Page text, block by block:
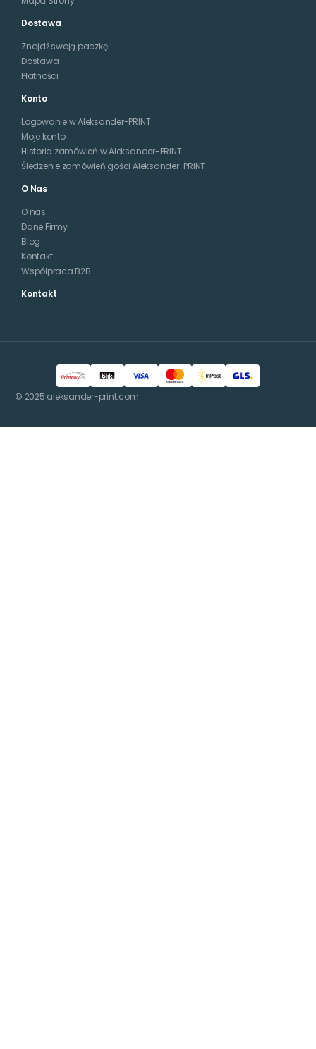
Dostawa
Znajdź swoją paczkę
Dostawa
Płatności
Konto
Logowanie w Aleksander-PRINT
Moje konto
Historia zamówień w Aleksander-PRINT
Śledzenie zamówień gości Aleksander-PRINT
O Nas
O nas
Dane Firmy
Blog
Kontakt
Współpraca B2B
Kontakt
© 2025 aleksander-print.com